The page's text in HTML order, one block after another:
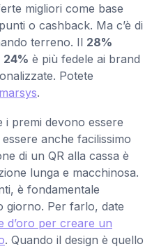
migliori come base
o cashback. Ma c’è di
terreno. Il 28%
24% è più fedele ai brand
Potete
.
i premi devono essere
anche facilissimo
di un QR alla cassa è
lunga e macchinosa.
è fondamentale
giorno. Per farlo, date
d’oro per creare un
. Quando il design è quello